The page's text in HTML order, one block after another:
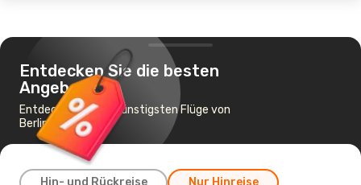
Entdecken Sie die besten
Angebote
Entdecken Sie die günstigsten Flüge von
Berlin nach Pune
Hin- und Rückreise Nur Hinreise